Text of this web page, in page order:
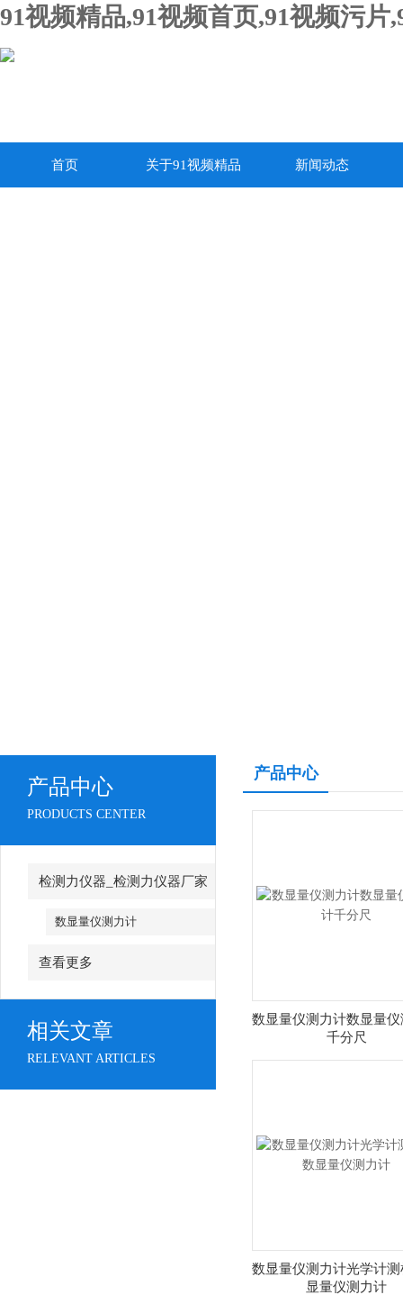
91视频精品,91视频首页,91视频污片
首页 关于91视频精品 新闻动态
产品中心
PRODUCTS CENTER
检测力仪器_检测力仪器厂家
数显量仪测力计
查看更多
相关文章
RELEVANT ARTICLES
产品中心
数显量仪测力计数显量
千分尺
数显量仪测力计光学计
显量仪测力计